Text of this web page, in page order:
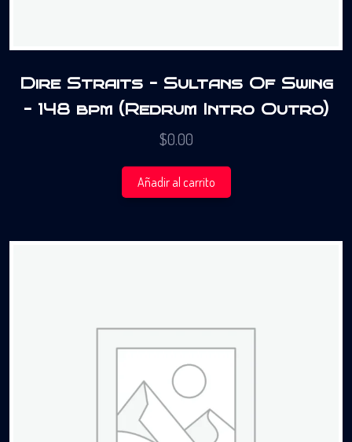
Dire Straits – Sultans Of Swing
– 148 bpm (Redrum Intro Outro)
$0.00
Añadir al carrito